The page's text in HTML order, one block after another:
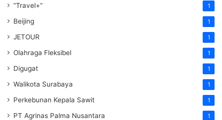
“Travel+” 1
Beijing 1
JETOUR 1
Olahraga Fleksibel 1
Digugat 1
Walikota Surabaya 1
Perkebunan Kepala Sawit 1
PT Agrinas Palma Nusantara 1